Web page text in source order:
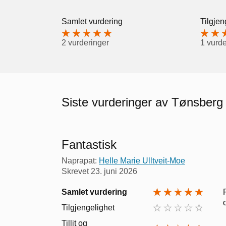
Samlet vurdering
2 vurderinger 1
Siste vurderinger av
Fantastisk
Naprapat: Helle Marie Ulltveit-Moe
Skrevet 23. juni 2026
Samlet vurdering
Tilgjengelighet
Tillit og